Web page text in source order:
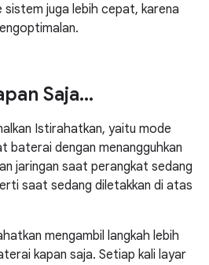
juga lebih cepat, karena
Saja...
Istirahatkan, yaitu mode
baterai dengan menangguhkan
jaringan saat perangkat sedang
saat sedang diletakkan di atas
mengambil langkah lebih
kapan saja. Setiap kali layar